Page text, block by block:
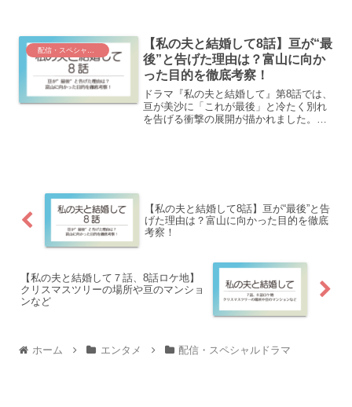
になりますよね。実は...
【私の夫と結婚して8話】亘が“最
後”と告げた理由は？富山に向か
った目的を徹底考察！
ドラマ『私の夫と結婚して』第8話では、
亘が美沙に「これが最後」と冷たく別れ
を告げる衝撃の展開が描かれました。こ
【私の夫と結婚して8話】亘が“最後”と告
げた理由は？富山に向かった目的を徹底
考察！
【私の夫と結婚して７話、8話ロケ地】
クリスマスツリーの場所や亘のマンショ
ンなど
ホーム エンタメ 配信・スペシャルドラマ